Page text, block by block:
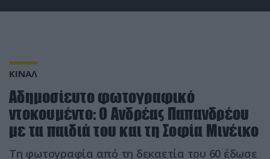
ΚΙΝΑΛ
Αδημοσίευτο φωτογραφικό
ντοκουμέντο: Ο Ανδρέας Παπανδρέου
με τα παιδιά του και τη Σοφία Μινέικο
Τη φωτογραφία από τη δεκαετία του 60 έδωσε